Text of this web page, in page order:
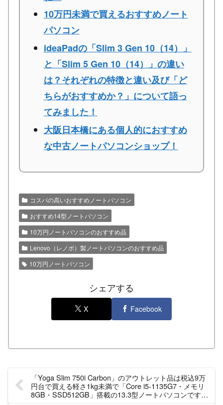
10万円未満で買えるおすすめノート
パソコン
ideaPadの「Slim 3 Gen 10（14）」
と「Slim 5 Gen 10（14）」の違い
は？それぞれの特徴と違い及び「ど
ちらがおすすめか？」について語っ
てみました！
大阪日本橋にある個人的におすすめ
な中古ノートパソコンショップ！
コスパの高いおすすめノートパソコン
おすすめ14型ノートパソコン
10万円ノートパソコンのおすすめ品
Lenovo（レノボ）製ノートパソコンのおすすめ品
10万円ノートパソコン
シェアする
X Facebook
「Yoga Slim 750i Carbon」のアウトレット品は税込9万
円台で買える軽さ1kg未満で「Core i5-1135G7・メモリ
8GB・SSD512GB」搭載の13.3型ノートパソコンです！